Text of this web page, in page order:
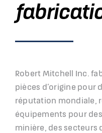
Robert Mitchell Inc.
pièces d’origine pour
réputation mondiale,
équipements pour
minière, des secteurs